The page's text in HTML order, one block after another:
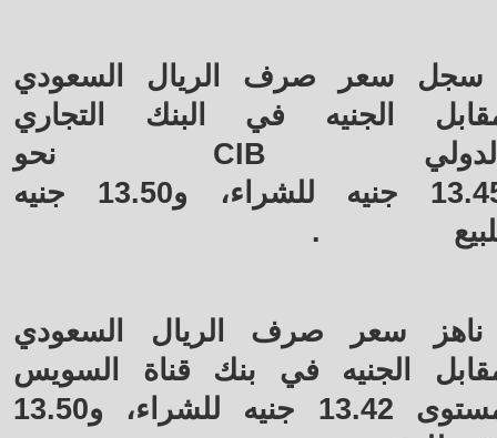
سجل سعر صرف الريال السعودي
الجنيه في البنك التجاري
CIB
نحو
13.45 جنيه للشراء، و13.50 جنيه
.
ناهز سعر صرف الريال السعودي
الجنيه في بنك قناة السويس
مستوى 13.42 جنيه للشراء، و13.50